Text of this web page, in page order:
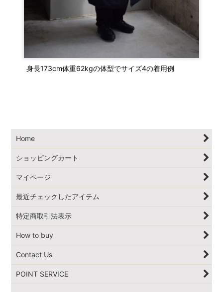
身長173cm体重62kgの体型でサイズ4の着用例
Home
ショッピングカート
マイページ
最近チェックしたアイテム
特定商取引法表示
How to buy
Contact Us
POINT SERVICE